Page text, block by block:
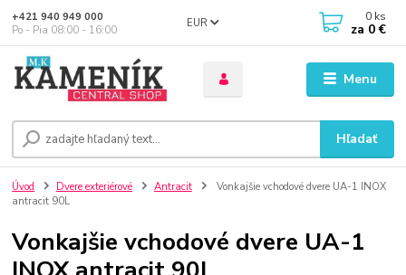
Menu
EUR
Hľadať
+421 940 949 000
Po - Pia 08:00 - 16:00
0 ks
za 0 €
Úvod Dvere exteriérové Antracit
Vonkajšie vchodové dvere UA-1 INOX
antracit 90L
Vonkajšie vchodové dvere UA-1